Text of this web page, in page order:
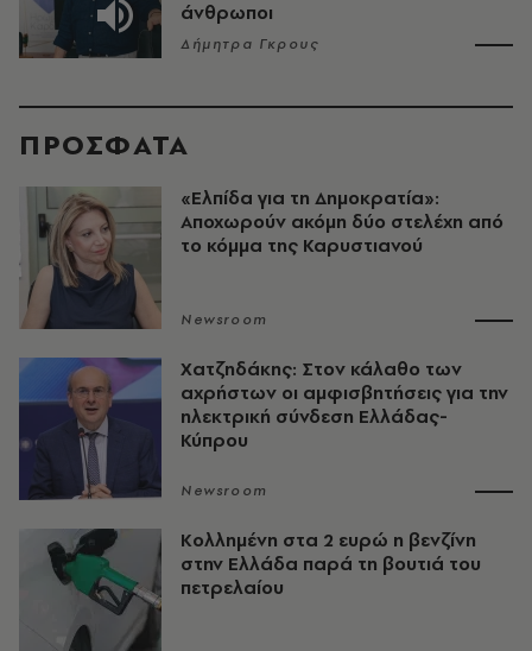
άνθρωποι
Δήμητρα Γκρους
ΠΡΟΣΦΑΤΑ
«Ελπίδα για τη Δημοκρατία»:
Αποχωρούν ακόμη δύο στελέχη από
το κόμμα της Καρυστιανού
Newsroom
Χατζηδάκης: Στον κάλαθο των
αχρήστων οι αμφισβητήσεις για την
ηλεκτρική σύνδεση Ελλάδας-
Κύπρου
Newsroom
Κολλημένη στα 2 ευρώ η βενζίνη
στην Ελλάδα παρά τη βουτιά του
πετρελαίου